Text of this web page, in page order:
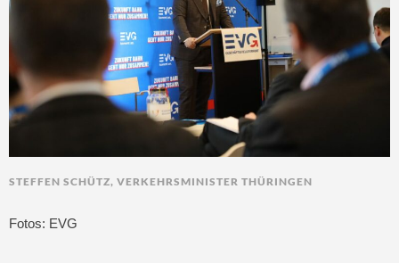
STEFFEN SCHÜTZ, VERKEHRSMINISTER THÜRINGEN
Fotos: EVG